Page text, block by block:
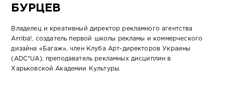
БУРЦЕВ
Владелец и креативный директор рекламного агентства
Arriba!, создатель первой школы рекламы и коммерческого
дизайна «Багаж», член Клуба Арт-директоров Украины
(ADC*UA), преподаватель рекламных дисциплин в
Харьковской Академии Культуры.